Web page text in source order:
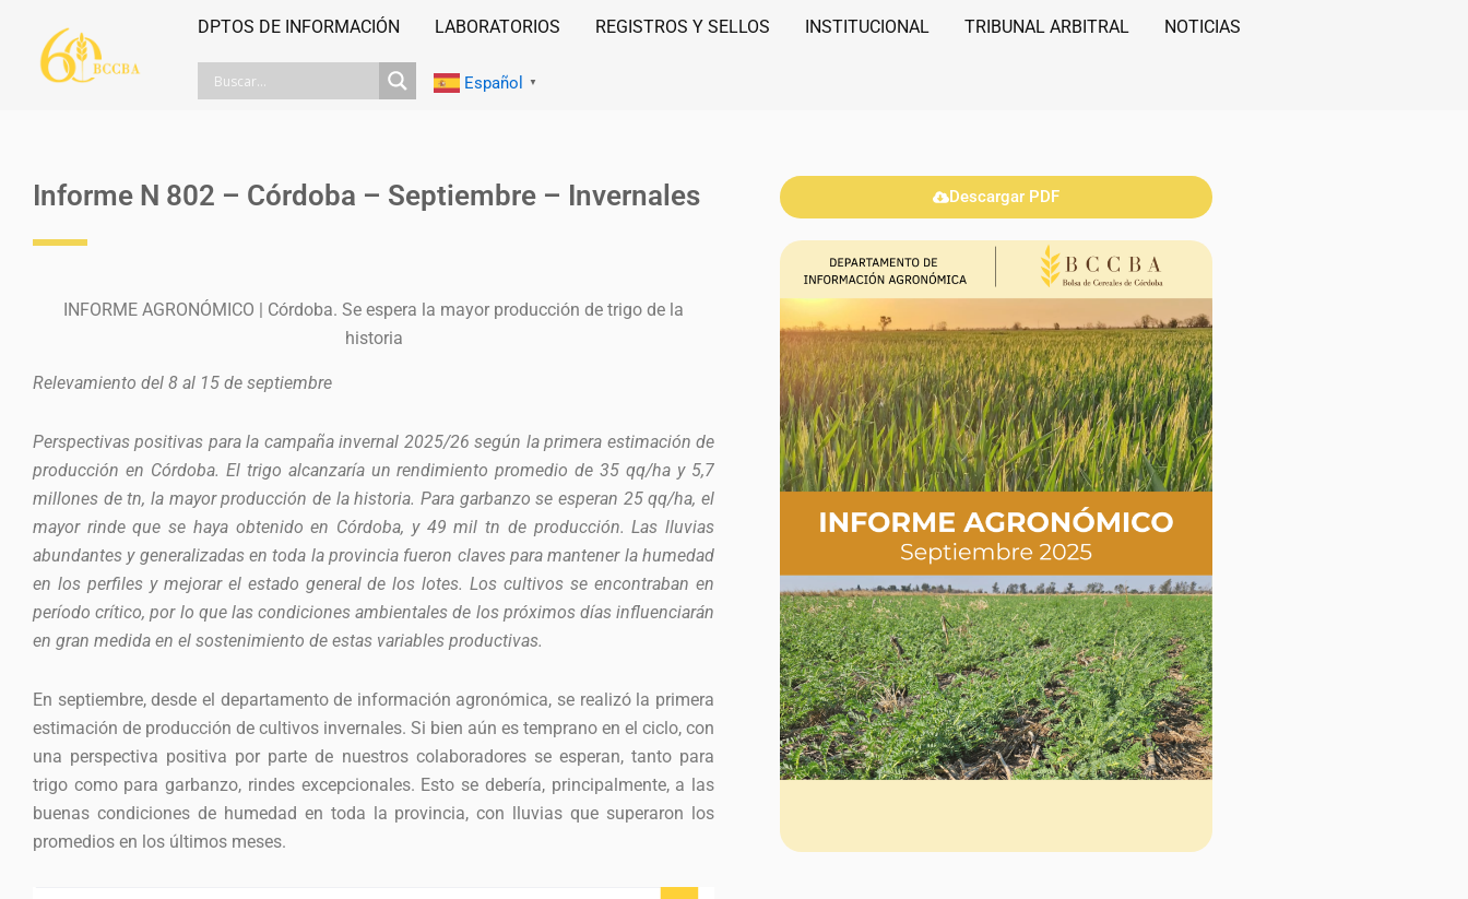
contenido
DPTOS DE INFORMACIÓN LABORATORIOS REGISTROS Y SELLOS INSTITUCIONAL TRIBUNAL ARBITRAL NOTICIAS
Español ▼
Informe N 802 – Córdoba – Septiembre – Invernales
INFORME AGRONÓMICO | Córdoba. Se espera la mayor producción de trigo de la
historia
Relevamiento del 8 al 15 de septiembre
Perspectivas positivas para la campaña invernal 2025/26 según la primera estimación de
producción en Córdoba. El trigo alcanzaría un rendimiento promedio de 35 qq/ha y 5,7
millones de tn, la mayor producción de la historia. Para garbanzo se esperan 25 qq/ha, el
mayor rinde que se haya obtenido en Córdoba, y 49 mil tn de producción. Las lluvias
abundantes y generalizadas en toda la provincia fueron claves para mantener la humedad
en los perfiles y mejorar el estado general de los lotes. Los cultivos se encontraban en
período crítico, por lo que las condiciones ambientales de los próximos días influenciarán
en gran medida en el sostenimiento de estas variables productivas.
En septiembre, desde el departamento de información agronómica, se realizó la primera
estimación de producción de cultivos invernales. Si bien aún es temprano en el ciclo, con
una perspectiva positiva por parte de nuestros colaboradores se esperan, tanto para
trigo como para garbanzo, rindes excepcionales. Esto se debería, principalmente, a las
buenas condiciones de humedad en toda la provincia, con lluvias que superaron los
promedios en los últimos meses.
Descargar PDF